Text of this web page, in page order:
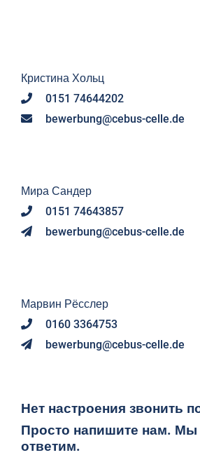
Кристина Хольц
0151 74644202
bewerbung@cebus-celle.de
Мира Сандер
0151 74643857
bewerbung@cebus-celle.de
Марвин Рёсслер
0160 3364753
bewerbung@cebus-celle.de
Нет настроения звонить
Просто напишите нам. Мы
ответим.